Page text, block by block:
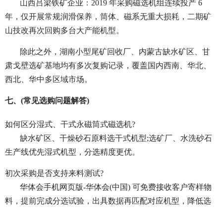
山西吕梁铁矿企业：2019 年采购磁选机组连续投产 6
年，仅开展常规润滑保养，筒体、磁系无重大损耗，二期矿
山技改再次回购多台大产能机型。
除此之外，湖南小型尾矿回收厂、内蒙古缺水矿区、甘
肃戈壁选矿基地均有多次复购记录，覆盖国内西南、华北、
西北、华中多区域市场。
七、(常见选购问题解答)
如何区分湿式、干式永磁筒式磁选机?
缺水矿区、干燥砂石原料选干式机型;选矿厂、水洗砂石
生产线优先湿式机型，分选精度更优。
初次采购是否支持来料测试?
华体会手机网页版-华体会(中国) 可免费接收客户寄样物
料，提前完成分选试验，出具数据再匹配对应机型，降低选